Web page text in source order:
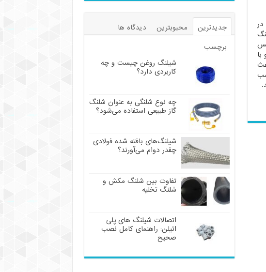
جدیدترین محبوبترین
دیدگاه ها
برچسب
شیلنگ روغن چیست و چه
کاربردی دارد؟
چه نوع شلنگی به عنوان شلنگ
گاز طبیعی استفاده می‌شود؟
شیلنگ‌های بافته شده فولادی
چقدر دوام می‌آورند؟
تفاوت بین شلنگ مکش و
شلنگ تخلیه
اتصالات شیلنگ های پلی
اتیلن: راهنمای کامل نصب
صحیح